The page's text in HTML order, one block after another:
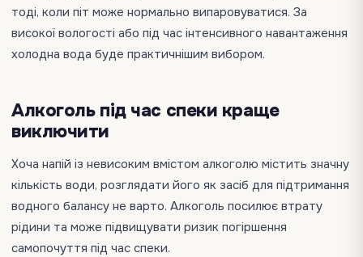
тоді, коли піт може нормально випаровуватися. За
високої вологості або під час інтенсивного навантаження
холодна вода буде практичнішим вибором.
Алкоголь під час спеки краще
виключити
Хоча напій із невисоким вмістом алкоголю містить значну
кількість води, розглядати його як засіб для підтримання
водного балансу не варто. Алкоголь посилює втрату
рідини та може підвищувати ризик погіршення
самопочуття під час спеки.